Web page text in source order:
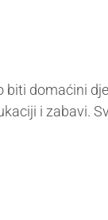
domaćini
i zabavi.